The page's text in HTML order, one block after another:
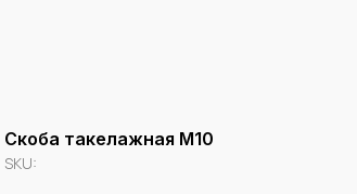
Скоба такелажная М10
SKU: